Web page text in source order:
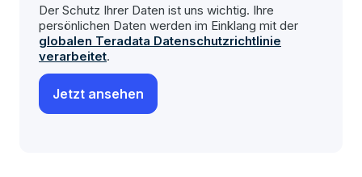
Der Schutz Ihrer Daten ist uns wichtig. Ihre
persönlichen Daten werden im Einklang mit der
globalen Teradata Datenschutzrichtlinie
verarbeitet.